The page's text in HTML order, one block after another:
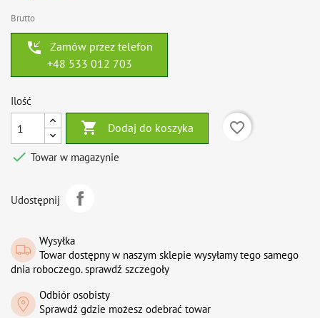
Brutto
phone_callback
Zamów przez telefon
+48 533 012 703
Ilość
 Dodaj do koszyka
favorite_border
 Towar w magazynie
Udostępnij
Wysyłka
Towar dostępny w naszym sklepie wysyłamy tego samego
dnia roboczego. sprawdź szczegoły
Odbiór osobisty
Sprawdź gdzie możesz odebrać towar